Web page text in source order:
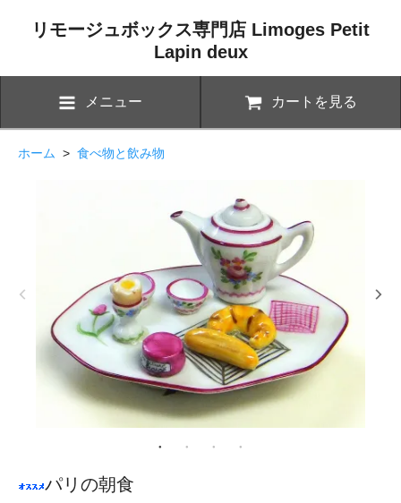
リモージュボックス専門店 Limoges Petit
Lapin deux
メニュー カートを見る
ホーム > 食べ物と飲み物
パリの朝食